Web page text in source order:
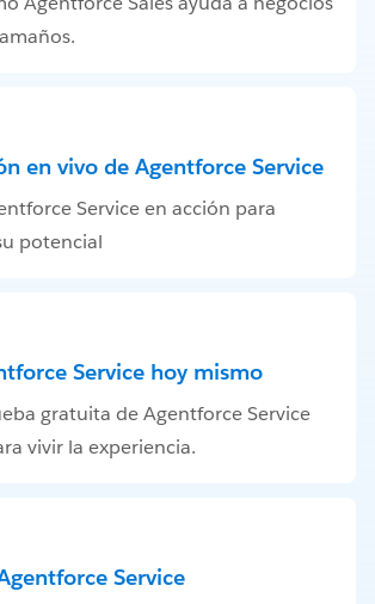
en vivo de Agentforce Service
Service en acción para
potencial
Service hoy mismo
gratuita de Agentforce Service
vivir la experiencia.
Service